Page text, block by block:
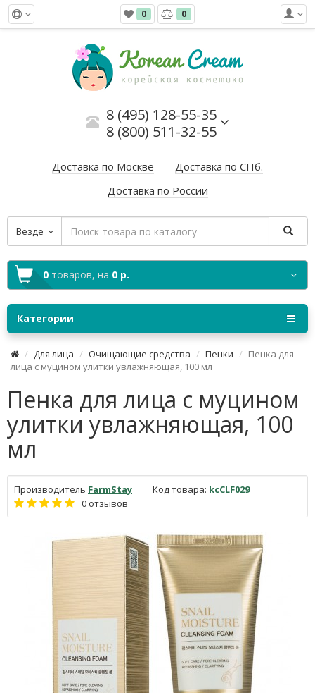
0 0
8 (495) 128-55-35
8 (800) 511-32-55
Доставка по Москве
Доставка по СПб.
Доставка по России
Везде
0 товаров, на 0 р.
Категории
Для лица Очищающие средства Пенки
Пенка для
лица с муцином улитки увлажняющая, 100 мл
Пенка для лица с муцином
улитки увлажняющая, 100
мл
Производитель FarmStay Код товара: kcCLF029
0 отзывов